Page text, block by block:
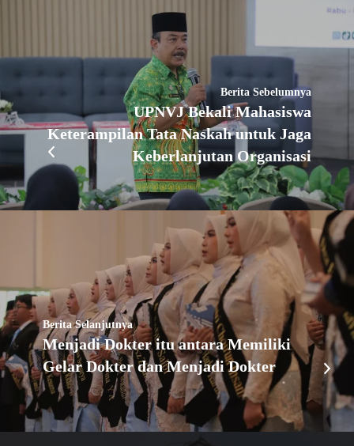
Berita Sebelumnya
UPNVJ Bekali Mahasiswa
Keterampilan Tata Naskah untuk Jaga
Keberlanjutan Organisasi
Berita Selanjutnya
Menjadi Dokter itu antara Memiliki
Gelar Dokter dan Menjadi Dokter